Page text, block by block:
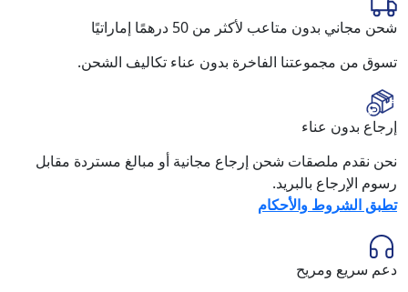
شحن مجاني بدون متاعب لأكثر من 50 درهمًا إماراتيًا
تسوق من مجموعتنا الفاخرة بدون عناء تكاليف الشحن.
إرجاع بدون عناء
نحن نقدم ملصقات شحن إرجاع مجانية أو مبالغ مستردة مقابل
رسوم الإرجاع بالبريد.
تطبق الشروط والأحكام
دعم سريع ومريح